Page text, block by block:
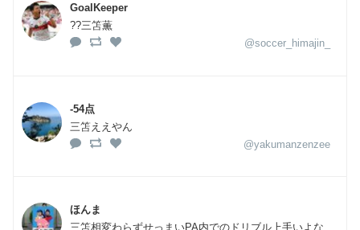
GoalKeeper
??三笘薫
@soccer_himajin_
-54点
三笘ええやん
@yakumanzenzee
ほんま
三笘相変わらずせっまいPA内でのドリブル上手いよな